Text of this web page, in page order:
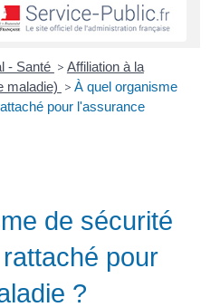
- Santé > Affiliation à la
maladie) > À quel organisme
pour l'assurance
de sécurité
pour
?